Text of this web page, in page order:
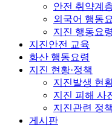
안전 취약계
외국어 행동
지진 행동요
지진안전 교육
화산 행동요령
지진 현황·정책
지진발생 현
지진 피해 사
지진관련 정책
게시판